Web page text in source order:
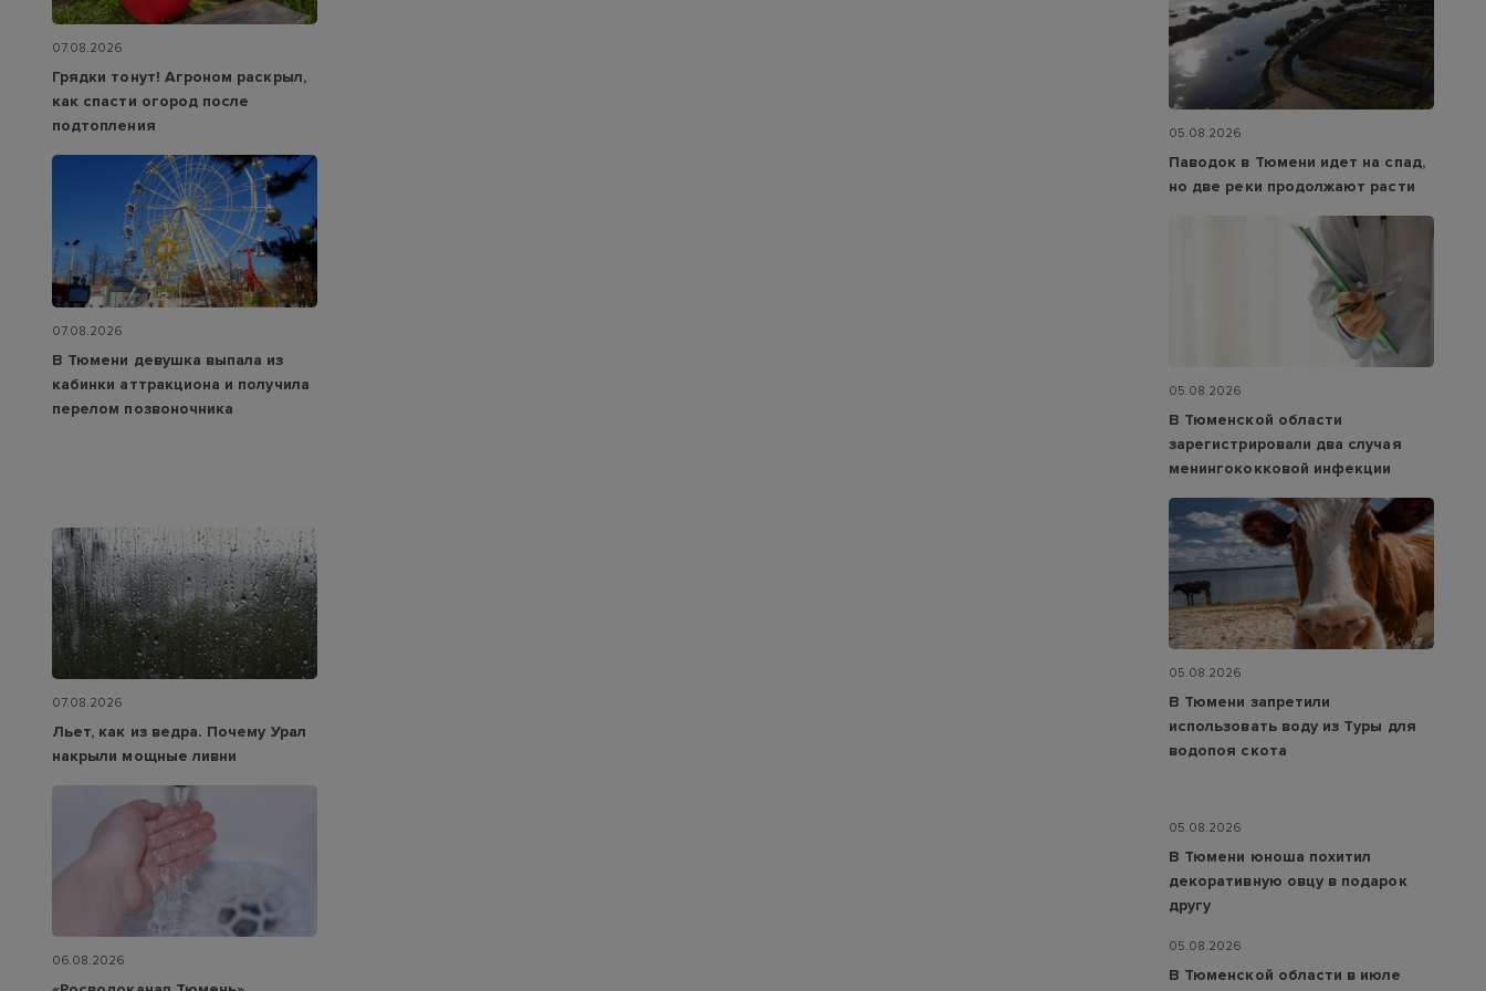
07.08.2026
Грядки тонут! Агроном раскрыл,
как спасти огород после
подтопления
07.08.2026
В Тюмени девушка выпала из
кабинки аттракциона и получила
перелом позвоночника
07.08.2026
Льет, как из ведра. Почему Урал
накрыли мощные ливни
06.08.2026
05.08.2026
Паводок в Тюмени идет на спад,
но две реки продолжают расти
05.08.2026
В Тюменской области
зарегистрировали два случая
менингококковой инфекции
05.08.2026
В Тюмени запретили
использовать воду из Туры для
водопоя скота
05.08.2026
В Тюмени юноша похитил
декоративную овцу в подарок
другу
05.08.2026
В Тюменской области в июле